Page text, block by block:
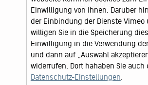
Locations
Einwilligung von Ihnen. Darüber
der Einbindung der Dienste Vimeo
willigen Sie in die Speicherung
Einwilligung in die Verwendung
und dann auf „Auswahl
widerrufen. Dort hahaben Sie
Datenschutz-Einstellungen